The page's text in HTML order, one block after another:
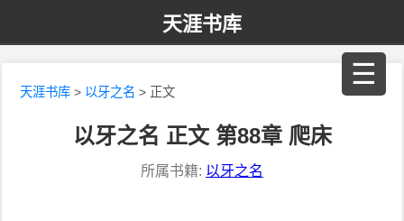
天涯书库
☰
天涯书库 > 以牙之名 > 正文
以牙之名 正文 第88章 爬床
所属书籍: 以牙之名